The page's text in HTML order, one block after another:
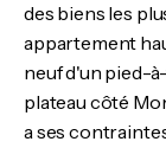
des biens les
appartement
neuf d'un pied-
plateau côté
a ses